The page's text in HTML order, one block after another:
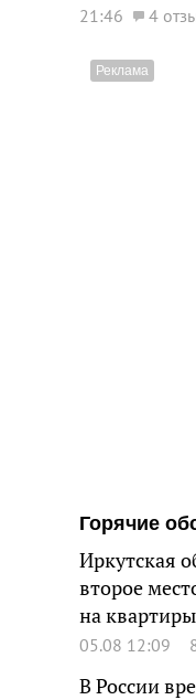
21:46 4
Горячие
Иркутская
второе
на
05.08 12:09
В России